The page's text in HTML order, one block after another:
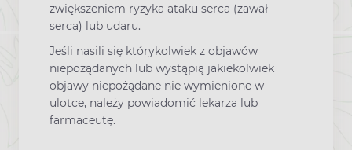
zwiększeniem ryzyka ataku serca (zawał
serca) lub udaru.
Jeśli nasili się którykolwiek z objawów
niepożądanych lub wystąpią jakiekolwiek
objawy niepożądane nie wymienione w
ulotce, należy powiadomić lekarza lub
farmaceutę.